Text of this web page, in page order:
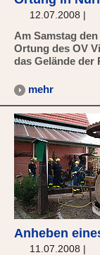
12.07.2008 |
Am Samstag
Ortung des OV
das Gelände
mehr
Anheben
11.07.2008 |